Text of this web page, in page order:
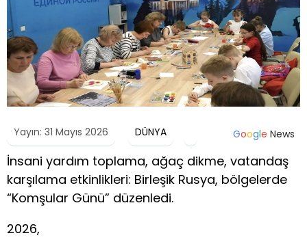
Yayın: 31 Mayıs 2026 DÜNYA Google News
İnsani yardım toplama, ağaç dikme, vatandaş
karşılama etkinlikleri: Birleşik Rusya, bölgelerde
“Komşular Günü” düzenledi.
2026,